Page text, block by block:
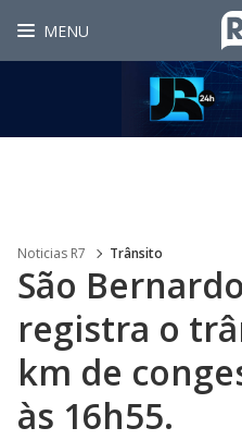
MENU
Noticias R7 Trânsito
São
registra o
km de
às 16h55.